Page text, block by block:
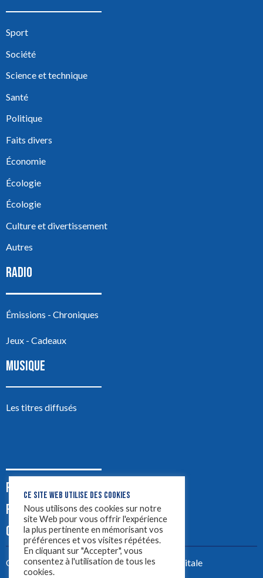
Sport
Société
Science et technique
Santé
Politique
Faits divers
Économie
Écologie
Écologie
Culture et divertissement
Autres
RADIO
Émissions - Chroniques
Jeux - Cadeaux
MUSIQUE
Les titres diffusés
PODCASTS
PUB
CONTACT
Créez votre site avecYellowtie – Agence Digitale
CE SITE WEB UTILISE DES COOKIES
Nous utilisons des cookies sur notre
site Web pour vous offrir l'expérience
la plus pertinente en mémorisant vos
préférences et vos visites répétées.
En cliquant sur "Accepter", vous
consentez à l'utilisation de tous les
cookies.